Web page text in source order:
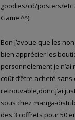
goodies/cd/posters/etc
Game ^^).
Bon j’avoue que les
bien apprécier les
personnelement je n’ai
coût d’être acheté
retrouvable,donc j’ai
sous chez manga-
des 3 coffrets pour 50